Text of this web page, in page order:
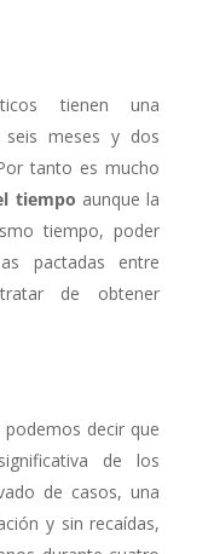
tienen una
seis meses y dos
tanto es mucho
tiempo aunque la
tiempo, poder
pactadas entre
de obtener
decir que
de los
de casos, una
y sin recaídas,